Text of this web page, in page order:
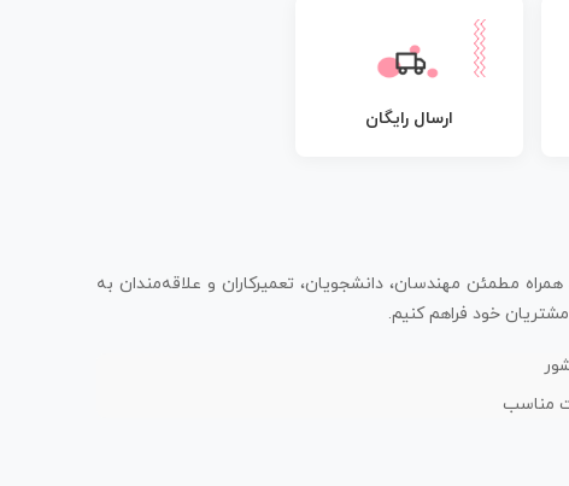
ارسال رایگان
مطمئن مهندسان، دانشجویان، تعمیرکاران و علاقه‌مندان به
خود فراهم کنیم.
مناسب